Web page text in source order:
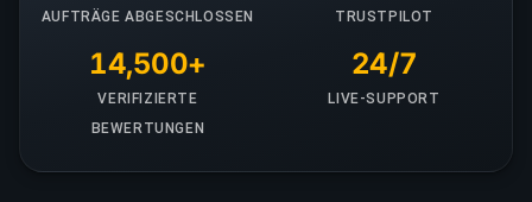
AUFTRÄGE ABGESCHLOSSEN TRUSTPILOT
14,500+
VERIFIZIERTE
BEWERTUNGEN
24/7
LIVE-SUPPORT